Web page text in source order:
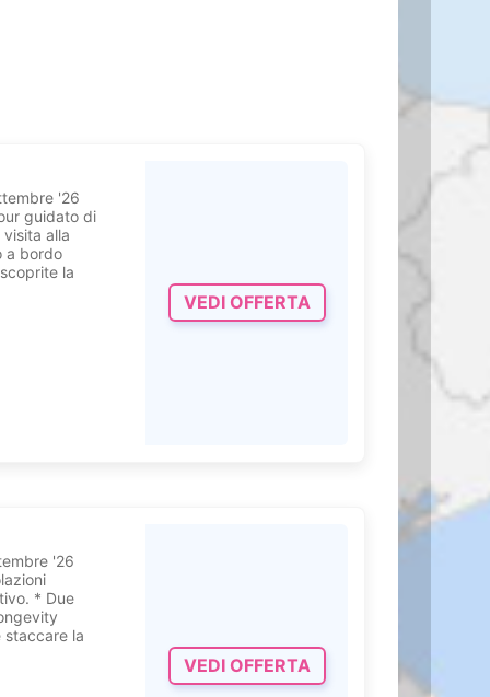
il
.
di pace e
di coppia
bellezza, che
'26
guidato di
visita alla
a bordo
la
VEDI OFFERTA
'26
* Due
staccare la
VEDI OFFERTA